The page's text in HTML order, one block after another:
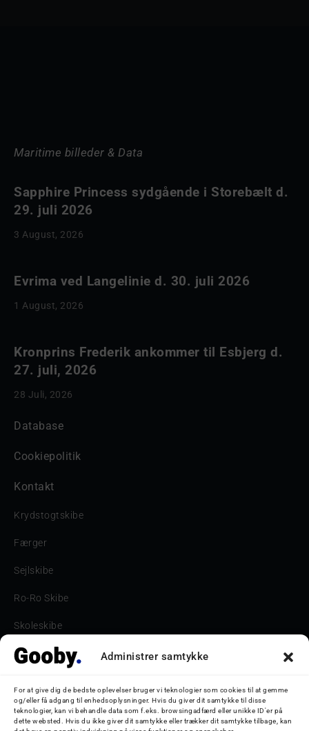
Administrer samtykke
For at give dig de bedste oplevelser bruger vi teknologier som cookies til at gemme
og/eller få adgang til enhedsoplysninger. Hvis du giver dit samtykke til disse
teknologier, kan vi behandle data som f.eks. browsingadfærd eller unikke ID'er på
dette websted. Hvis du ikke giver dit samtykke eller trækker dit samtykke tilbage, kan
Maritime billeder & Data
Sapphire Princess sydgående i Storebælt d.
29. juli 2026
3 August, 2026
Evrima ved Langelinie d. 30. juli 2026
1 August, 2026
Kronprins Frederik ankommer til Esbjerg d.
27. juli, 2026
28 Juli, 2026
Database
Cookiepolitik
Kontakt
Krydstogtskibe
Færger
Sejlskibe
Ro-Ro Skibe
Skoleskibe
Havne & Turbåde samt restaurantionsskibe
Bilskib